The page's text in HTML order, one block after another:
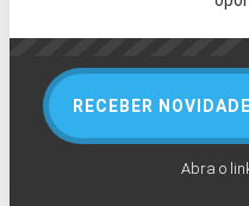
RECEBER
Abra o